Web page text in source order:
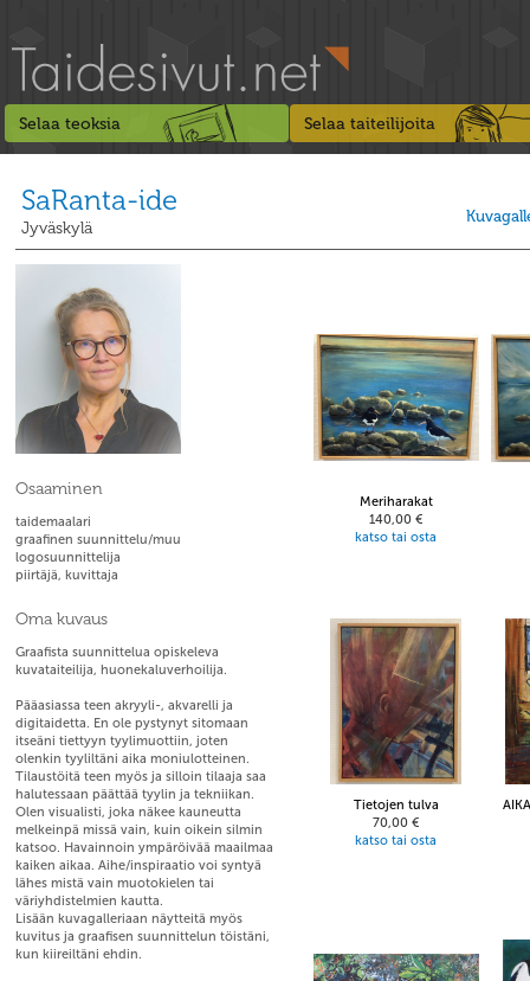
Selaa teoksia Selaa taiteilijoita
SaRanta-ide
Jyväskylä
Osaaminen
taidemaalari
graafinen suunnittelu/muu
logosuunnittelija
piirtäjä, kuvittaja
Oma kuvaus
Graafista suunnittelua opiskeleva
kuvataiteilija, huonekaluverhoilija.
Pääasiassa teen akryyli-, akvarelli ja
digitaidetta. En ole pystynyt sitomaan
itseäni tiettyyn tyylimuottiin, joten
olenkin tyyliltäni aika moniulotteinen.
Tilaustöitä teen myös ja silloin tilaaja saa
halutessaan päättää tyylin ja tekniikan.
Olen visualisti, joka näkee kauneutta
melkeinpä missä vain, kuin oikein silmin
katsoo. Havainnoin ympäröivää maailmaa
kaiken aikaa. Aihe/inspiraatio voi syntyä
lähes mistä vain muotokielen tai
väriyhdistelmien kautta.
Lisään kuvagalleriaan näytteitä myös
kuvitus ja graafisen suunnittelun töistäni,
kun kiireiltäni ehdin.
Meriharakat
140,00 €
katso tai osta
Tietojen tulva
70,00 €
katso tai osta